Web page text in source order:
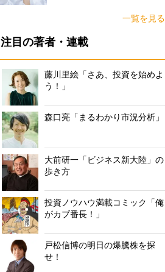
一覧を見る
注目の著者・連載
藤川里絵「さあ、投資を始めよ
う！」
森口亮「まるわかり市況分析」
大前研一「ビジネス新大陸」の
歩き方
投資ノウハウ満載コミック「俺
がカブ番長！」
戸松信博の明日の爆騰株を探
せ！